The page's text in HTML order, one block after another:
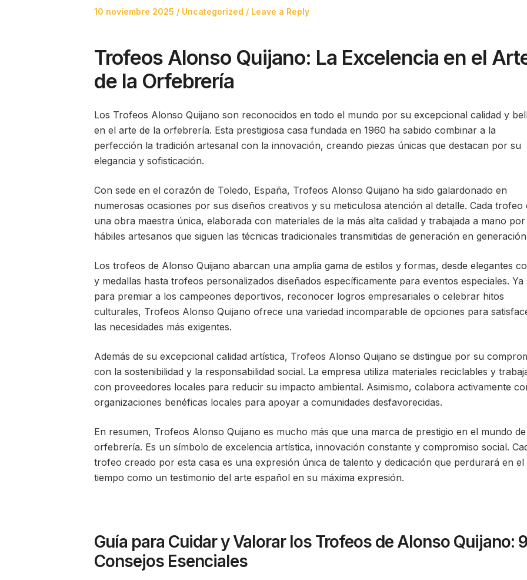
Posted
10 noviembre 2025
Posted
Uncategorized Leave a Reply
Trofeos Alonso Quijano: La Excelencia en el
de la Orfebrería
Los Trofeos Alonso Quijano son reconocidos en todo el mundo por su excepcional calidad y
en el arte de la orfebrería. Esta prestigiosa casa fundada en 1960 ha sabido combinar a la
perfección la tradición artesanal con la innovación, creando piezas únicas que destacan por su
elegancia y sofisticación.
Con sede en el corazón de Toledo, España, Trofeos Alonso Quijano ha sido galardonado en
numerosas ocasiones por sus diseños creativos y su meticulosa atención al detalle. Cada trofeo
una obra maestra única, elaborada con materiales de la más alta calidad y trabajada a mano por
hábiles artesanos que siguen las técnicas tradicionales transmitidas de generación en
Los trofeos de Alonso Quijano abarcan una amplia gama de estilos y formas, desde elegantes
y medallas hasta trofeos personalizados diseñados específicamente para eventos especiales. Ya
para premiar a los campeones deportivos, reconocer logros empresariales o celebrar hitos
culturales, Trofeos Alonso Quijano ofrece una variedad incomparable de opciones para
las necesidades más exigentes.
Además de su excepcional calidad artística, Trofeos Alonso Quijano se distingue por su
con la sostenibilidad y la responsabilidad social. La empresa utiliza materiales reciclables y
con proveedores locales para reducir su impacto ambiental. Asimismo, colabora activamente
organizaciones benéficas locales para apoyar a comunidades desfavorecidas.
En resumen, Trofeos Alonso Quijano es mucho más que una marca de prestigio en el mundo
orfebrería. Es un símbolo de excelencia artística, innovación constante y compromiso social.
trofeo creado por esta casa es una expresión única de talento y dedicación que perdurará en el
tiempo como un testimonio del arte español en su máxima expresión.
Guía para Cuidar y Valorar los Trofeos de Alonso Quijano: 9
Consejos Esenciales